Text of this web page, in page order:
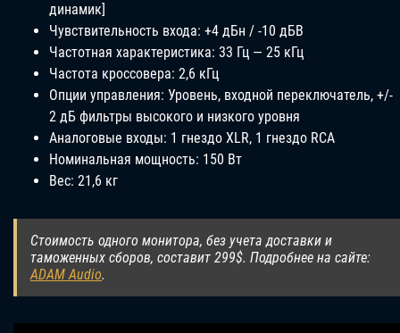
динамик]
Чувствительность входа: +4 дБн / -10 дБВ
Частотная характеристика: 33 Гц — 25 кГц
Частота кроссовера: 2,6 кГц
Опции управления: Уровень, входной переключатель, +/-
2 дБ фильтры высокого и низкого уровня
Аналоговые входы: 1 гнездо XLR, 1 гнездо RCA
Номинальная мощность: 150 Вт
Вес: 21,6 кг
Стоимость одного монитора, без учета доставки и
таможенных сборов, составит 299$. Подробнее на сайте:
ADAM Audio.